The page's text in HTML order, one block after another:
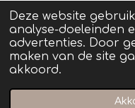
Deze website
analyse-doeleinden
advertenties. Door
maken van de site
akkoord.